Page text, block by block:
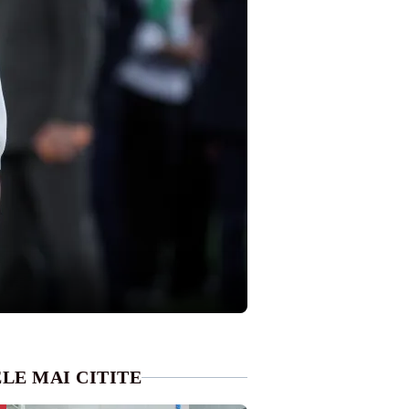
MAI CITITE